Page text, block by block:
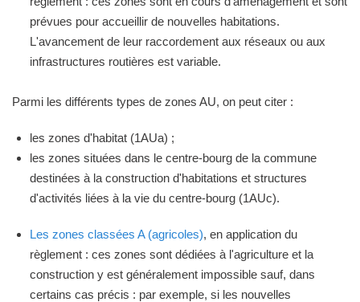
prévues pour accueillir de nouvelles habitations.
L'avancement de leur raccordement aux réseaux ou aux
infrastructures routières est variable.
Parmi les différents types de zones AU, on peut citer :
les zones d'habitat (1AUa) ;
les zones situées dans le centre-bourg de la commune
destinées à la construction d'habitations et structures
d'activités liées à la vie du centre-bourg (1AUc).
Les zones classées A (agricoles), en application du
règlement : ces zones sont dédiées à l'agriculture et la
construction y est généralement impossible sauf, dans
certains cas précis : par exemple, si les nouvelles